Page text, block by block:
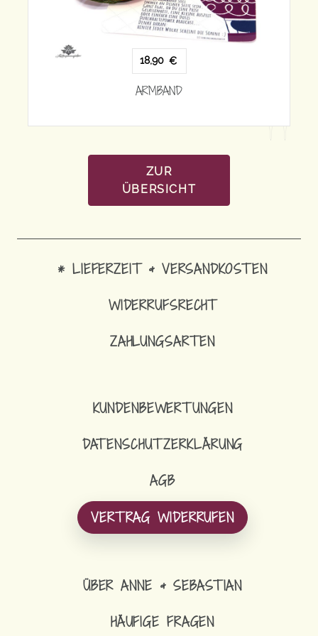
18,90€
ZUR
ÜBERSICHT
* LIEFERZEIT & VERSANDKOSTEN
WIDERRUFSRECHT
ZAHLUNGSARTEN
KUNDENBEWERTUNGEN
DATENSCHUTZERKLÄRUNG
AGB
VERTRAG WIDERRUFEN
ÜBER ANNE & SEBASTIAN
HÄUFIGE FRAGEN